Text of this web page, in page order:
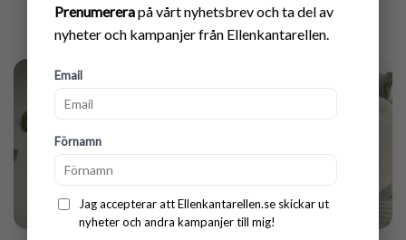
Prenumererapå vårt nyhetsbrev och ta del av
nyheter och kampanjer från Ellenkantarellen.
Email
Förnamn
Jag accepterar att Ellenkantarellen.se skickar ut
nyheter och andra kampanjer till mig!